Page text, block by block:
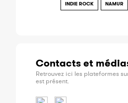
INDIE ROCK NAMUR
Contacts et
Retrouvez ici les plateformes
est présent.